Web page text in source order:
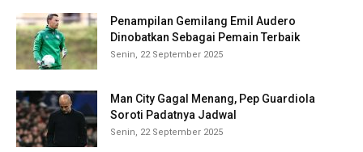
Penampilan Gemilang Emil Audero
Dinobatkan Sebagai Pemain Terbaik
Senin, 22 September 2025
Man City Gagal Menang, Pep Guardiola
Soroti Padatnya Jadwal
Senin, 22 September 2025